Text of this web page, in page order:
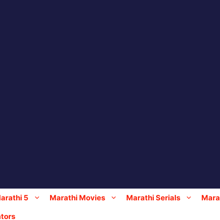
5 Marathi Movies Marathi Serials